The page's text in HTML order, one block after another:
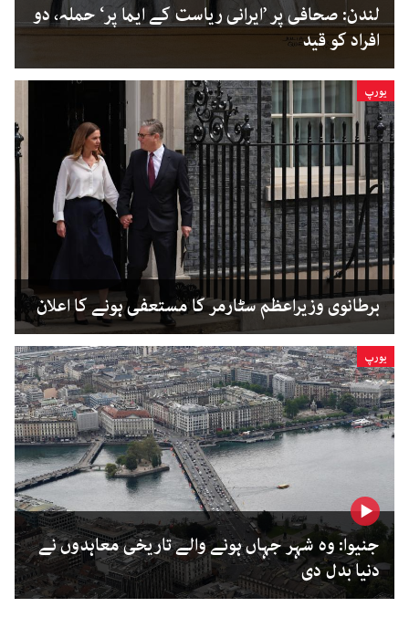
لندن: صحافی پر ’ایرانی ریاست کے ایما پر‘ حملہ، دو
افراد کو قید
یورپ
برطانوی وزیراعظم سٹارمر کا مستعفی ہونے کا اعلان
یورپ
جنیوا: وہ شہر جہاں ہونے والے تاریخی معاہدوں نے
دنیا بدل دی